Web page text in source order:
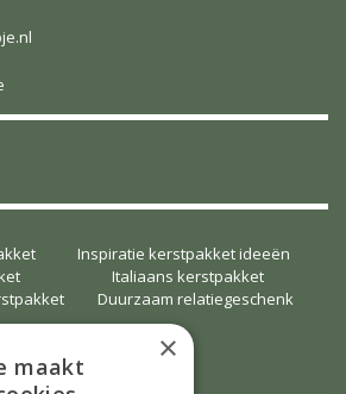
Inspiratie kerstpakket ideeën
Italiaans kerstpakket
Duurzaam relatiegeschenk
×
maakt